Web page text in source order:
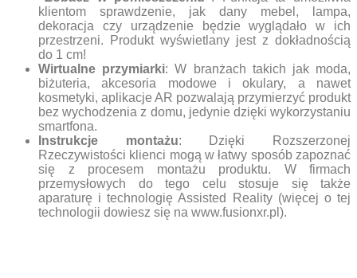
klientom sprawdzenie, jak dany mebel, lampa,
dekoracja czy urządzenie będzie wyglądało w ich
przestrzeni. Produkt wyświetlany jest z dokładnością
do 1 cm!
Wirtualne przymiarki: W branżach takich jak moda,
biżuteria, akcesoria modowe i okulary, a nawet
kosmetyki, aplikacje AR pozwalają przymierzyć produkt
bez wychodzenia z domu, jedynie dzięki wykorzystaniu
smartfona.
Instrukcje montażu: Dzięki Rozszerzonej
Rzeczywistości klienci mogą w łatwy sposób zapoznać
się z procesem montażu produktu. W firmach
przemysłowych do tego celu stosuje się także
aparaturę i technologię Assisted Reality (więcej o tej
technologii dowiesz się na www.fusionxr.pl).